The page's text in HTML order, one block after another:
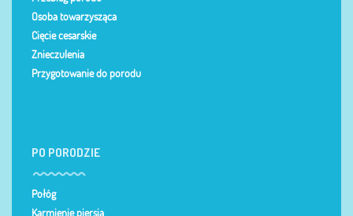
Osoba towarzysząca
Cięcie cesarskie
Znieczulenia
Przygotowanie do porodu
PO PORODZIE
Połóg
Karmienie piersią